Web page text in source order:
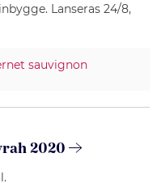
Lanseras 24/8,
sauvignon
2020